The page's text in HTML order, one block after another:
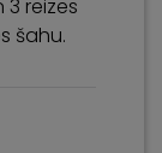
reizes
šahu.